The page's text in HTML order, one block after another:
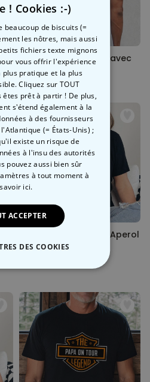
T-shirt personnalisé avec
slogan et nom
34,99 CHF
T-shirt personnalisé Aperol
Spritz Club
! Cookies :-)
beaucoup de biscuits (=
les nôtres, mais aussi
fichiers texte mignons
vous offrir l'expérience
plus pratique et la plus
Cliquez sur TOUT
êtes prêt à partir ! De plus,
s'étend également à la
à des fournisseurs
(= États-Unis) ;
existe un risque de
à l'insu des autorités
pouvez aussi bien sûr
à tout moment à
savoir ici.
ACCEPTER
DES COOKIES
NÉCESSAIRE